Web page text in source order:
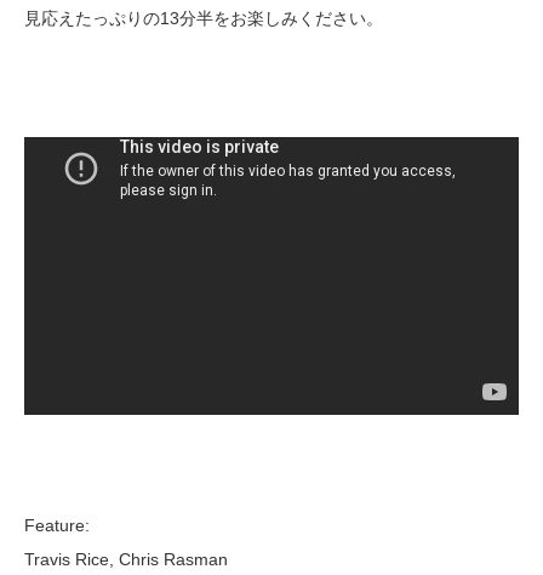
見応えたっぷりの13分半をお楽しみください。
Feature:
Travis Rice, Chris Rasman